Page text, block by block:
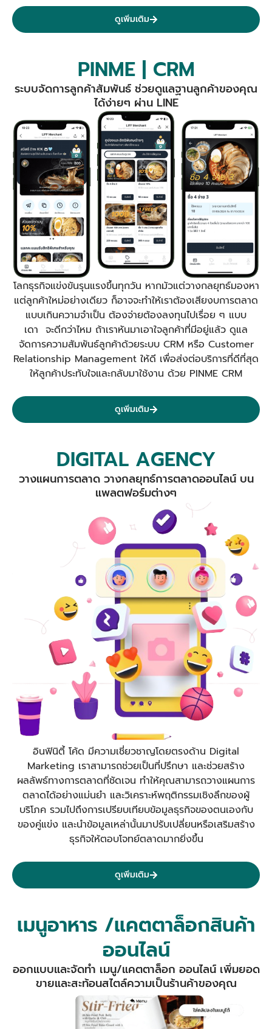
ดูเพิ่มเติม
PINME | CRM
ระบบจัดการลูกค้าสัมพันธ์ ช่วยดูแลฐานลูกค้าของคุณ
ได้ง่ายๆ ผ่าน LINE
โลกธุรกิจแข่งขันรุนแรงขึ้นทุกวัน หากมัวแต่วางกลยุทธ์มองหา
แต่ลูกค้าใหม่อย่างเดียว ก็อาจจะทำให้เราต้องเสียงบการตลาด
แบบเกินความจำเป็น ต้องจ่ายต้องลงทุนไปเรื่อย ๆ แบบ
เดา จะดีกว่าไหม ถ้าเราหันมาเอาใจลูกค้าที่มีอยู่แล้ว ดูแล
จัดการความสัมพันธ์ลูกค้าด้วยระบบ CRM หรือ Customer
Relationship Management ให้ดี เพื่อส่งต่อบริการที่ดีที่สุด
ให้ลูกค้าประทับใจและกลับมาใช้งาน ด้วย PINME CRM
ดูเพิ่มเติม
DIGITAL AGENCY
วางแผนการตลาด วางกลยุทธ์การตลาดออนไลน์ บน
แพลตฟอร์มต่างๆ
อินฟินิตี้ โค้ด มีความเชี่ยวชาญโดยตรงด้าน Digital
Marketing เราสามารถช่วยเป็นที่ปรึกษา และช่วยสร้าง
ผลลัพธ์ทางการตลาดที่ชัดเจน ทำให้คุณสามารถวางแผนการ
ตลาดได้อย่างแม่นยำ และวิเคราะห์พฤติกรรมเชิงลึกของผู้
บริโภค รวมไปถึงการเปรียบเทียบข้อมูลธุรกิจของตนเองกับ
ของคู่แข่ง และนำข้อมูลเหล่านั้นมาปรับเปลี่ยนหรือเสริมสร้าง
ธุรกิจให้ตอบโจทย์ตลาดมากยิ่งขึ้น
ดูเพิ่มเติม
เมนูอาหาร /แคตตาล็อกสินค้า
ออนไลน์
ออกแบบและจัดทำ เมนู/แคตตาล็อก ออนไลน์ เพิ่มยอด
ขายและสะท้อนสไตล์ความเป็นร้านค้าของคุณ